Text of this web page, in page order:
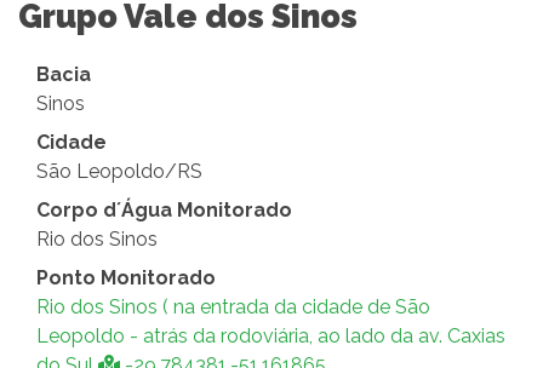
Grupo Vale dos Sinos
Bacia
Sinos
Cidade
São Leopoldo/RS
Corpo d´Água Monitorado
Rio dos Sinos
Ponto Monitorado
Rio dos Sinos ( na entrada da cidade de São
Leopoldo - atrás da rodoviária, ao lado da av. Caxias